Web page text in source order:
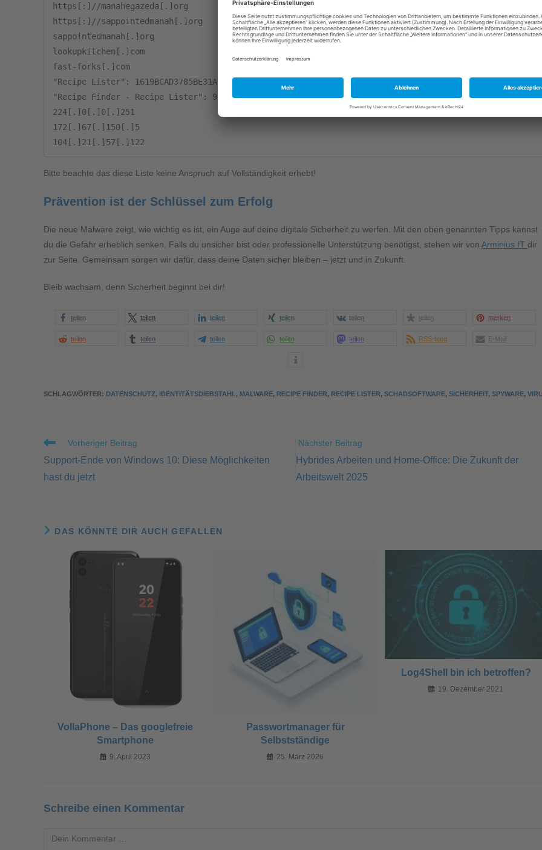
https[:]//manahegazeda[.]org
https[:]//sappointedmanah[.]org
sappointedmanah[.]org
lookupkitchen[.]com
fast-forks[.]com
"Recipe Lister": 1619BCAD3785BE31AC2FDEE0AB91392D08D9392032246E42673C3CB8964D4CB7
"Recipe Finder - Recipe Lister": 9C58AACA8DDE7198240F7684B545575E4833D725D67F37E674E333EEB3EC642C
224[.]0[.]0[.]251
172[.]67[.]150[.]5
104[.]21[.]57[.]122
Bitte beachte das diese Liste keine Anspruch auf Vollständigkeit erhebt!
Prävention ist der Schlüssel zum Erfolg
Die neue Malware zeigt, wie wichtig es ist, ein Auge auf deine digitale Sicherheit zu werfen. Mit den oben genannten Tipps kannst
du die Gefahr erheblich senken. Falls du unsicher bist oder professionelle Unterstützung benötigst, stehen wir von Arminius IT dir
zur Seite. Gemeinsam sorgen wir dafür, dass deine Daten sicher bleiben – jetzt und in Zukunft.
Bleib wachsam, denn Sicherheit beginnt bei dir!
teilen teilen teilen teilen teilen teilen merken
teilen teilen teilen teilen teilen RSS-feed E-Mail
SCHLAGWÖRTER: DATENSCHUTZ, IDENTITÄTSDIEBSTAHL , MALWARE, RECIPE FINDER, RECIPE LISTER, SCHADSOFTWARE, SICHERHEIT, SPYWARE,
Vorheriger Beitrag
Support-Ende von Windows 10: Diese Möglichkeiten
hast du jetzt
Nächster Beitrag
Hybrides Arbeiten und Home-Office: Die Zukunft der
Arbeitswelt 2025
DAS KÖNNTE DIR AUCH GEFALLEN
VollaPhone – Das googlefreie
Smartphone
9. April 2023
Passwortmanager für
Selbstständige
25. März 2026
Log4Shell bin ich betroffen?
19. Dezember 2021
Schreibe einen Kommentar